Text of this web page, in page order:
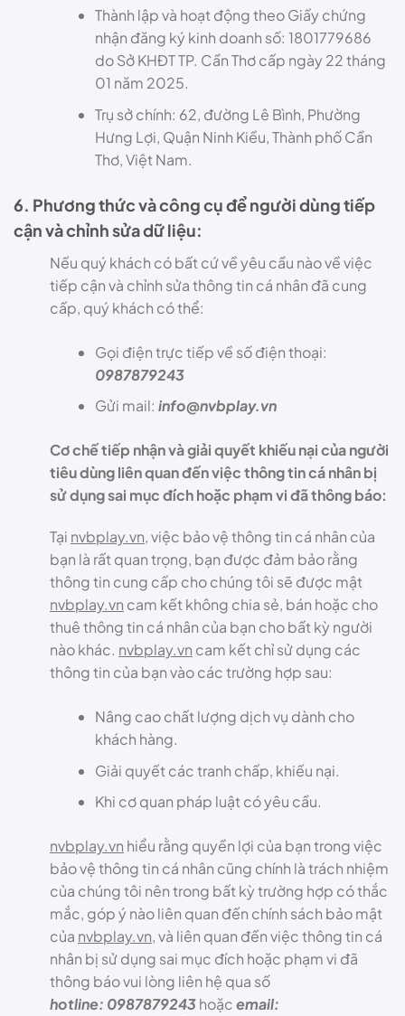
Thành lập và hoạt động theo Giấy chứng
nhận đăng ký kinh doanh số: 1801779686
do Sở KHĐT TP. Cần Thơ cấp ngày 22 tháng
01 năm 2025.
Trụ sở chính: 62, đường Lê Bình, Phường
Hưng Lợi, Quận Ninh Kiều, Thành phố Cần
Thơ, Việt Nam.
6. Phương thức và công cụ để người dùng tiếp
cận và chỉnh sửa dữ liệu:
Nếu quý khách có bất cứ về yêu cầu nào về việc
tiếp cận và chỉnh sửa thông tin cá nhân đã cung
cấp, quý khách có thể:
Gọi điện trực tiếp về số điện thoại:
0987879243
Gửi mail: info@nvbplay.vn
Cơ chế tiếp nhận và giải quyết khiếu nại của người
tiêu dùng liên quan đến việc thông tin cá nhân bị
sử dụng sai mục đích hoặc phạm vi đã thông báo:
Tại nvbplay.vn, việc bảo vệ thông tin cá nhân của
bạn là rất quan trọng, bạn được đảm bảo rằng
thông tin cung cấp cho chúng tôi sẽ được mật
nvbplay.vn cam kết không chia sẻ, bán hoặc cho
thuê thông tin cá nhân của bạn cho bất kỳ người
nào khác. nvbplay.vn cam kết chỉ sử dụng các
thông tin của bạn vào các trường hợp sau:
Nâng cao chất lượng dịch vụ dành cho
khách hàng.
Giải quyết các tranh chấp, khiếu nại.
Khi cơ quan pháp luật có yêu cầu.
nvbplay.vn hiểu rằng quyền lợi của bạn trong việc
bảo vệ thông tin cá nhân cũng chính là trách nhiệm
của chúng tôi nên trong bất kỳ trường hợp có thắc
mắc, góp ý nào liên quan đến chính sách bảo mật
của nvbplay.vn, và liên quan đến việc thông tin cá
nhân bị sử dụng sai mục đích hoặc phạm vi đã
thông báo vui lòng liên hệ qua số
hotline: 0987879243hoặcemail: